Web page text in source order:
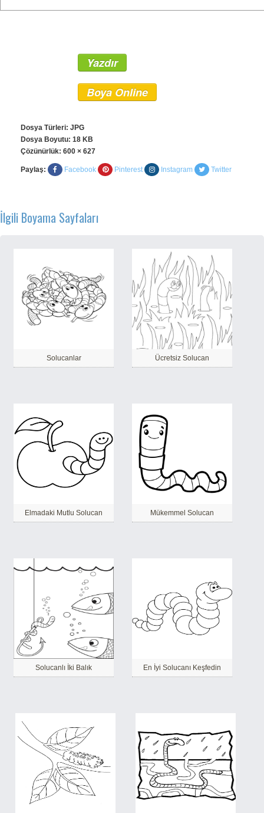
Yazdır
Boya Online
Dosya Türleri: JPG
Dosya Boyutu: 18 KB
Çözünürlük: 600 × 627
Paylaş: Facebook Pinterest Instagram Twitter
İlgili Boyama Sayfaları
Solucanlar Ücretsiz Solucan
Elmadaki Mutlu Solucan Mükemmel Solucan
Solucanlı İki Balık En İyi Solucanı Keşfedin